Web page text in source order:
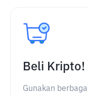
Beli Kripto!
Gunakan